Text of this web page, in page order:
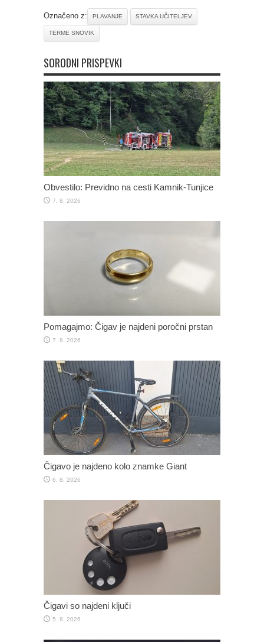
Označeno z: PLAVANJE STAVKA UČITELJEV
TERME SNOVIK
SORODNI PRISPEVKI
Obvestilo: Previdno na cesti Kamnik-Tunjice
7. 8. 2026
Pomagajmo: Čigav je najdeni poročni prstan
7. 8. 2026
Čigavo je najdeno kolo znamke Giant
6. 8. 2026
Čigavi so najdeni ključi
5. 8. 2026